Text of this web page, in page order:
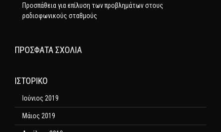
Προσπάθεια για επίλυση των προβλημάτων στους
ραδιοφωνικούς σταθμούς
ΠΡΌΣΦΑΤΑ ΣΧΌΛΙΑ
ΙΣΤΟΡΙΚΌ
Ιούνιος 2019
Μάιος 2019